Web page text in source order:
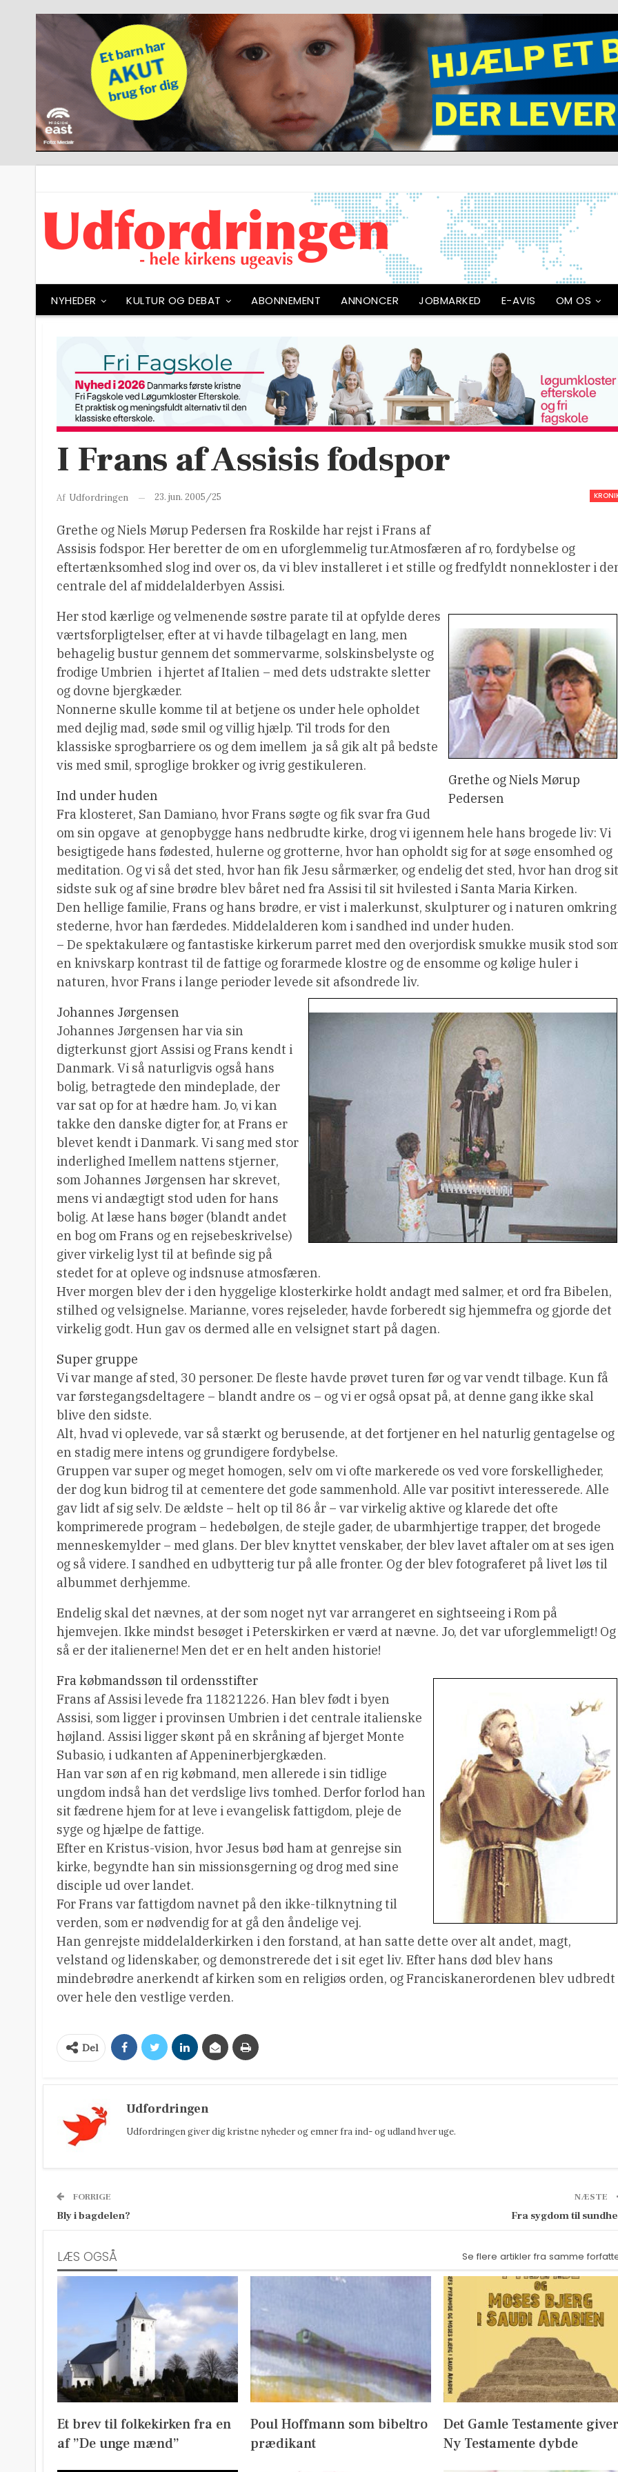
NYHEDER KULTUR OG DEBAT ABONNEMENT ANNONCER JOBMARKED E-AVIS OM OS
I Frans af Assisis fodspor
Af Udfordringen 23. jun. 2005/25
Grethe og Niels Mørup Pedersen fra Roskilde har rejst i Frans af
Assisis fodspor. Her beretter de om en uforglemmelig tur.Atmosfæren af ro, fordybelse og
eftertænksomhed slog ind over os, da vi blev installeret i et stille og fredfyldt nonnekloster i
centrale del af middelalderbyen Assisi.
Grethe og Niels Mørup
Pedersen
Her stod kærlige og velmenende søstre parate til at opfylde deres
værtsforpligtelser, efter at vi havde tilbagelagt en lang, men
behagelig bustur gennem det sommervarme, solskinsbelyste og
frodige Umbrien  i hjertet af Italien – med dets udstrakte sletter
og dovne bjergkæder.
Nonnerne skulle komme til at betjene os under hele opholdet
med dejlig mad, søde smil og villig hjælp. Til trods for den
klassiske sprogbarriere os og dem imellem  ja så gik alt på bedste
vis med smil, sproglige brokker og ivrig gestikuleren.
Ind under huden
Fra klosteret, San Damiano, hvor Frans søgte og fik svar fra Gud
om sin opgave  at genopbygge hans nedbrudte kirke, drog vi igennem hele hans brogede liv: Vi
besigtigede hans fødested, hulerne og grotterne, hvor han opholdt sig for at søge ensomhed og
meditation. Og vi så det sted, hvor han fik Jesu sårmærker, og endelig det sted, hvor han drog sit
sidste suk og af sine brødre blev båret ned fra Assisi til sit hvilested i Santa Maria Kirken.
Den hellige familie, Frans og hans brødre, er vist i malerkunst, skulpturer og i naturen omkring
stederne, hvor han færdedes. Middelalderen kom i sandhed ind under huden.
– De spektakulære og fantastiske kirkerum parret med den overjordisk smukke musik stod
en knivskarp kontrast til de fattige og forarmede klostre og de ensomme og kølige huler i
naturen, hvor Frans i lange perioder levede sit afsondrede liv.
Johannes Jørgensen
Johannes Jørgensen har via sin
digterkunst gjort Assisi og Frans kendt i
Danmark. Vi så naturligvis også hans
bolig, betragtede den mindeplade, der
var sat op for at hædre ham. Jo, vi kan
takke den danske digter for, at Frans er
blevet kendt i Danmark. Vi sang med stor
inderlighed Imellem nattens stjerner,
som Johannes Jørgensen har skrevet,
mens vi andægtigt stod uden for hans
bolig. At læse hans bøger (blandt andet
en bog om Frans og en rejsebeskrivelse)
giver virkelig lyst til at befinde sig på
stedet for at opleve og indsnuse atmosfæren.
Hver morgen blev der i den hyggelige klosterkirke holdt andagt med salmer, et ord fra Bibelen,
stilhed og velsignelse. Marianne, vores rejseleder, havde forberedt sig hjemmefra og gjorde det
virkelig godt. Hun gav os dermed alle en velsignet start på dagen.
Super gruppe
Vi var mange af sted, 30 personer. De fleste havde prøvet turen før og var vendt tilbage. Kun få
var førstegangsdeltagere – blandt andre os – og vi er også opsat på, at denne gang ikke skal
blive den sidste.
Alt, hvad vi oplevede, var så stærkt og berusende, at det fortjener en hel naturlig gentagelse og
en stadig mere intens og grundigere fordybelse.
Gruppen var super og meget homogen, selv om vi ofte markerede os ved vore forskelligheder,
der dog kun bidrog til at cementere det gode sammenhold. Alle var positivt interesserede. Alle
gav lidt af sig selv. De ældste – helt op til 86 år – var virkelig aktive og klarede det ofte
komprimerede program – hedebølgen, de stejle gader, de ubarmhjertige trapper, det brogede
menneskemylder – med glans. Der blev knyttet venskaber, der blev lavet aftaler om at ses igen
og så videre. I sandhed en udbytterig tur på alle fronter. Og der blev fotograferet på livet løs til
albummet derhjemme.
Endelig skal det nævnes, at der som noget nyt var arrangeret en sightseeing i Rom på
hjemvejen. Ikke mindst besøget i Peterskirken er værd at nævne. Jo, det var uforglemmeligt! Og
så er der italienerne! Men det er en helt anden historie!
Fra købmandssøn til ordensstifter
Frans af Assisi levede fra 11821226. Han blev født i byen
Assisi, som ligger i provinsen Umbrien i det centrale italienske
højland. Assisi ligger skønt på en skråning af bjerget Monte
Subasio, i udkanten af Appeninerbjergkæden.
Han var søn af en rig købmand, men allerede i sin tidlige
ungdom indså han det verdslige livs tomhed. Derfor forlod han
sit fædrene hjem for at leve i evangelisk fattigdom, pleje de
syge og hjælpe de fattige.
Efter en Kristus-vision, hvor Jesus bød ham at genrejse sin
kirke, begyndte han sin missionsgerning og drog med sine
disciple ud over landet.
For Frans var fattigdom navnet på den ikke-tilknytning til
verden, som er nødvendig for at gå den åndelige vej.
Han genrejste middelalderkirken i den forstand, at han satte dette over alt andet, magt,
velstand og lidenskaber, og demonstrerede det i sit eget liv. Efter hans død blev hans
mindebrødre anerkendt af kirken som en religiøs orden, og Franciskanerordenen blev udbredt
over hele den vestlige verden.
Del
Udfordringen
Udfordringen giver dig kristne nyheder og emner fra ind- og udland hver uge.
FORRIGE
Bly i bagdelen?
NÆSTE
Fra sygdom til
LÆS OGSÅ Se flere artikler fra samme
Et brev til folkekirken fra en
af ”De unge mænd”
Poul Hoffmann som bibeltro
prædikant
Det Gamle Testamente giver
Ny Testamente dybde